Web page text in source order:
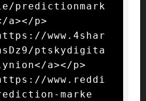
predictionmark
a></p>
www.4shar
ptskydigita
a></p>
www.reddi
marke